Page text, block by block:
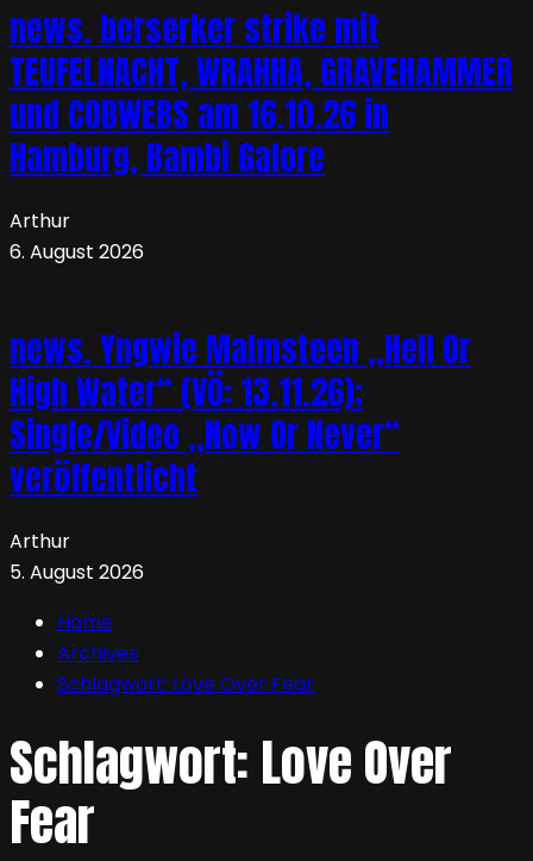
news. berserker strike mit
TEUFELNACHT, WRAHHA, GRAVEHAMMER
und COBWEBS am 16.10.26 in
Hamburg, Bambi Galore
Arthur
6. August 2026
news. Yngwie Malmsteen „Hell Or
High Water“ (VÖ: 13.11.26);
Single/Video „Now Or Never“
veröffentlicht
Arthur
5. August 2026
Home
Archives
Schlagwort: Love Over Fear
Schlagwort: Love Over
Fear